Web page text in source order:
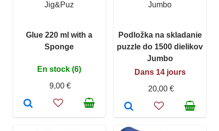
Jig&Puz
Glue 220 ml with a
Sponge
En stock (6)
9,00 €
Jumbo
Podložka na skladanie
puzzle do 1500 dielikov
Jumbo
Dans 14 jours
20,00 €